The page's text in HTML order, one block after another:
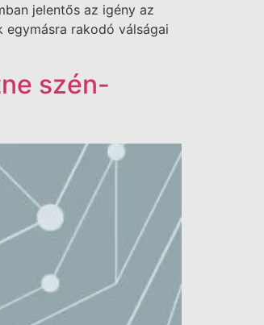
jelentős az igény az
rakodó válságai
szén-